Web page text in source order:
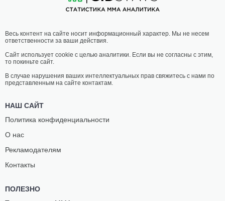
МОТА
15-4- 0
04:00 МСК•
ЛЕГКИЙ ВЕС 70.3 КГ
ПАЧЕКО
Весь контент на сайте носит информационный характер. Мы не несем
ответственности за ваши действия.
Сайт использует cookie с целью аналитики. Если вы не согласны с этим,
то покиньте сайт.
В случае нарушения ваших интеллектуальных прав свяжитесь с нами по
представленным на сайте контактам.
НАШ САЙТ
Политика конфиденциальности
О нас
Рекламодателям
Контакты
ПОЛЕЗНО